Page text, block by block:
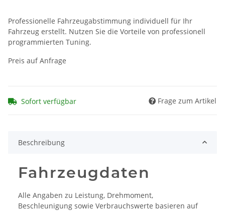
Professionelle Fahrzeugabstimmung individuell für Ihr
Fahrzeug erstellt. Nutzen Sie die Vorteile von professionell
programmierten Tuning.
Preis auf Anfrage
Sofort verfügbar Frage zum Artikel
Beschreibung
Fahrzeugdaten
Alle Angaben zu Leistung, Drehmoment,
Beschleunigung sowie Verbrauchswerte basieren auf